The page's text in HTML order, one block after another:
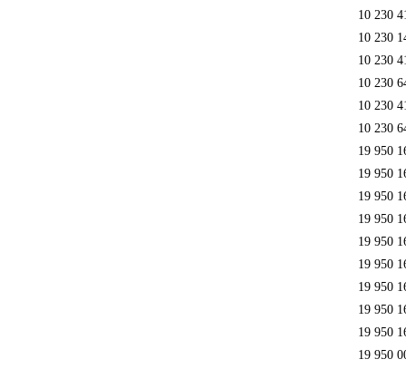
10 230
10 230
10 230
10 230
10 230
10 230
19 950
19 950
19 950
19 950
19 950
19 950
19 950
19 950
19 950
19 950